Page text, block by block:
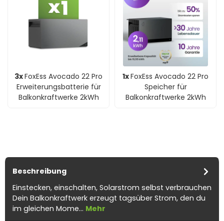
3xFoxEss Avocado 22 Pro
Erweiterungsbatterie für
Balkonkraftwerke 2kWh
1xFoxEss Avocado 22 Pro
Speicher für
Balkonkraftwerke 2kWh
Beschreibung
Einstecken, einschalten, Solarstrom selbst verbrauchen
Dein Balkonkraftwerk erzeugt tagsüber Strom, den du
im gleichen Mome… Mehr